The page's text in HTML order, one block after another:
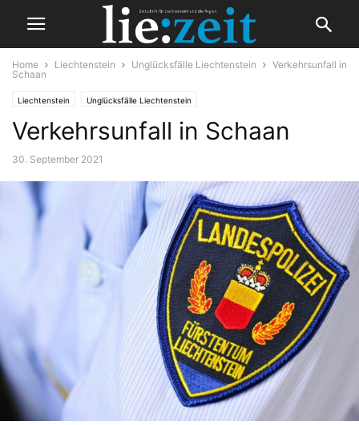
Home Liechtenstein Unglücksfälle Liechtenstein
Verkehrsunfall in
Schaan
Liechtenstein Unglücksfälle Liechtenstein
Verkehrsunfall in Schaan
30. September 2021